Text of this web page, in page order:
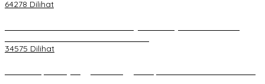
64278 Dilihat
34575 Dilihat